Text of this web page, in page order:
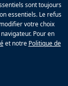
générales
sont toujours
essentiels. Le refus
votre choix
Pour en
et notre Politique de